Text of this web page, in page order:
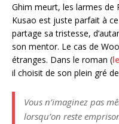
Ghim meurt, les larmes de
Kusao est juste parfait à
partage sa tristesse,
son mentor. Le cas de
étranges. Dans le roman (
il choisit de son plein gré
Vous n’imaginez pas
lorsqu’on reste